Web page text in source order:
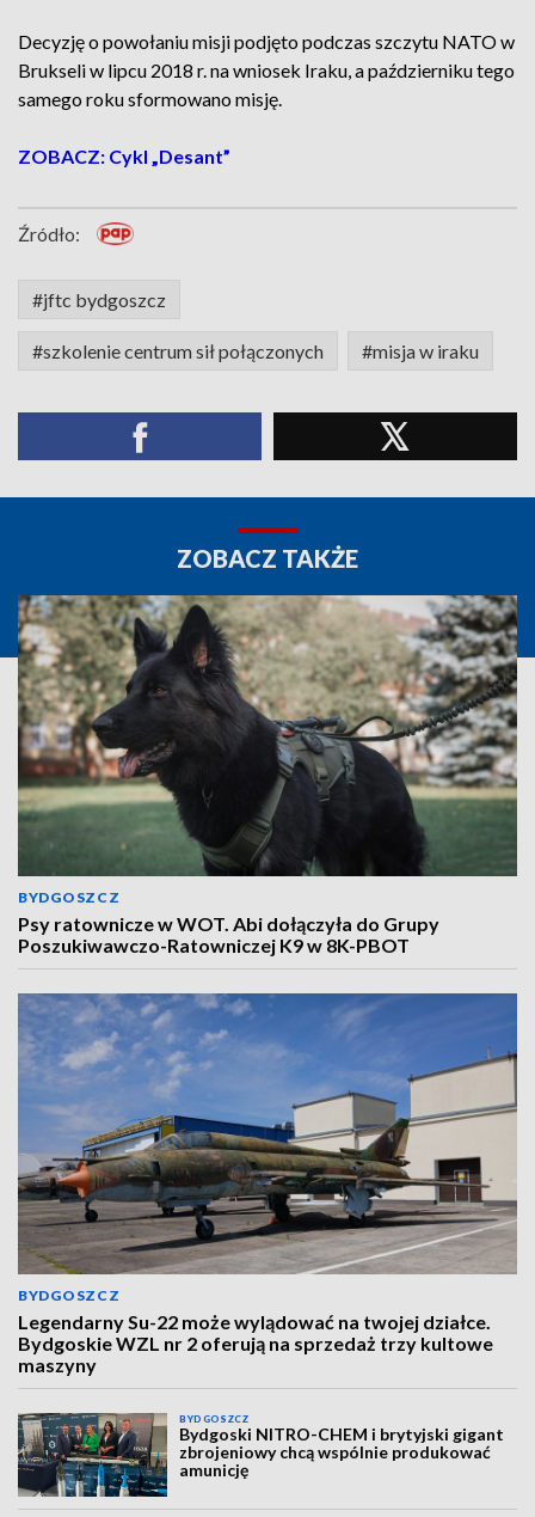
Decyzję o powołaniu misji podjęto podczas szczytu NATO w
Brukseli w lipcu 2018 r. na wniosek Iraku, a październiku tego
samego roku sformowano misję.
ZOBACZ: Cykl „Desant”
Źródło:
#jftc bydgoszcz
#szkolenie centrum sił połączonych #misja w iraku
ZOBACZ TAKŻE
BYDGOSZCZ
Psy ratownicze w WOT. Abi dołączyła do Grupy
Poszukiwawczo-Ratowniczej K9 w 8K-PBOT
BYDGOSZCZ
Legendarny Su-22 może wylądować na twojej działce.
Bydgoskie WZL nr 2 oferują na sprzedaż trzy kultowe
maszyny
BYDGOSZCZ
Bydgoski NITRO-CHEM i brytyjski gigant
zbrojeniowy chcą wspólnie produkować
amunicję